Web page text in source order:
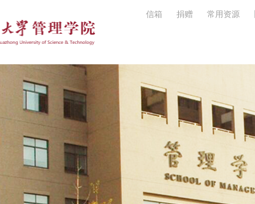
信箱 捐赠 常用资源